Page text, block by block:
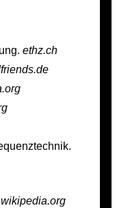
ethz.ch
wikipedia.org